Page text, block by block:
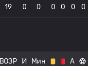
19 0 0 0 0 0 0
ВОЗР И Мин А